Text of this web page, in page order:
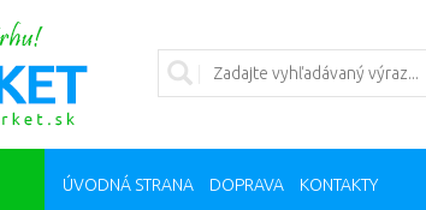
ÚVODNÁ STRANA DOPRAVA KONTAKTY